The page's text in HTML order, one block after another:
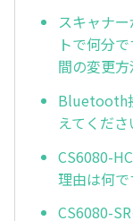
スキャナ
トで何分
間の変更方
Bluetooth
えてくださ
CS6080-
理由は何で
CS6080-